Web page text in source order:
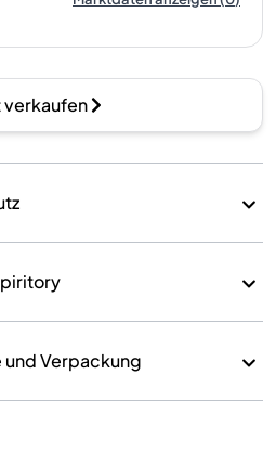
verkaufen
und Verpackung